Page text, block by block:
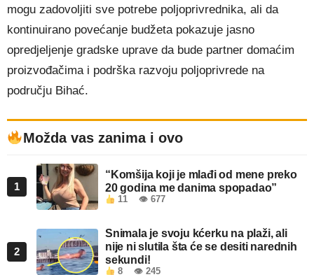
mogu zadovoljiti sve potrebe poljoprivrednika, ali da
kontinuirano povećanje budžeta pokazuje jasno
opredjeljenje gradske uprave da bude partner domaćim
proizvođačima i podrška razvoju poljoprivrede na
području Bihać.
Možda vas zanima i ovo
1
“Komšija koji je mlađi od mene preko
20 godina me danima spopadao”
11 👁 677
2
Snimala je svoju kćerku na plaži, ali
nije ni slutila šta će se desiti narednih
sekundi!
8 👁 245